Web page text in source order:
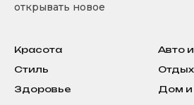
открывать новое
Красота
Стиль
Здоровье
Авто
Отдых
Дом и